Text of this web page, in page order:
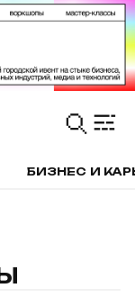
БИЗНЕС И